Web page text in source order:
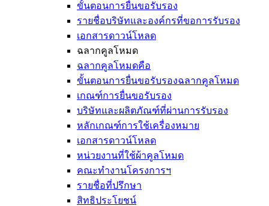
ขั้นตอนการยื่นขอรับรอง
รายชื่อบริษัทและองค์กรที่ขอการรับรอง
เอกสารดาวน์โหลด
ฉลากคูลโหมด
ฉลากคูลโหมดคือ
ขั้นตอนการยื่นขอรับรองฉลากคูลโหมด
เกณฑ์การยื่นขอรับรอง
บริษัทและผลิตภัณฑ์ที่ผ่านการรับรอง
หลักเกณฑ์การใช้เครื่องหมาย
เอกสารดาวน์โหลด
หน่วยงานที่ใช้ผ้าคูลโหมด
คณะทำงานโครงการฯ
รายชื่อที่ปรึกษา
สิทธิประโยชน์